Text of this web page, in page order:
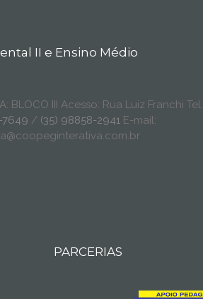
II e Ensino Médio
BLOCO III Acesso: Rua Luiz Franchi Tel:
7649 / (35) 98858-2941E-mail:
PARCERIAS